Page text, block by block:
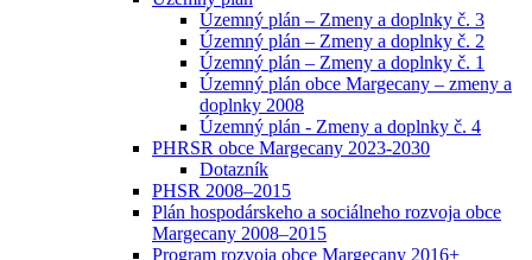
Územný plán – Zmeny a doplnky č. 3
Územný plán – Zmeny a doplnky č. 2
Územný plán – Zmeny a doplnky č. 1
Územný plán obce Margecany – zmeny a
doplnky 2008
Územný plán - Zmeny a doplnky č. 4
PHRSR obce Margecany 2023-2030
Dotazník
PHSR 2008–2015
Plán hospodárskeho a sociálneho rozvoja obce
Margecany 2008–2015
Program rozvoja obce Margecany 2016+